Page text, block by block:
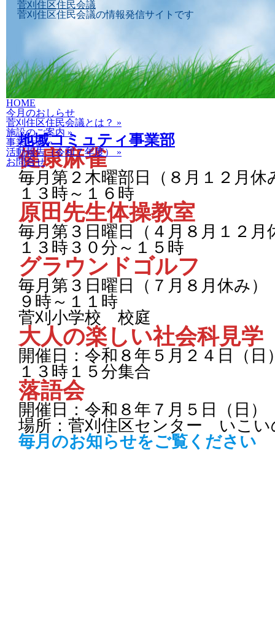
菅刈住区住民会議
菅刈住区住民会議の情報発信サイトです
Skip
to
content
HOME
今月のおしらせ
菅刈住区住民会議とは？ »
施設のご案内 »
事業計画»
活動報告（令和７年度）
»
お問合せ
地域コミュティ事業部
健康麻雀
毎月第２木曜部日（８月１２月休
１３時～１６時
原田先生体操教室
毎月第３日曜日（４月８月１２月
１３時３０分～１５時
グラウンドゴルフ
毎月第３日曜日（７月８月休み）
９時～１１時
菅刈小学校 校庭
大人の楽しい社会科見学
開催日：令和８年５月２４日（日
１３時１５分集合
落語会
開催日：令和８年７月５日（日）
場所：菅刈住区センター いこい
毎月のお知らせをご覧ください